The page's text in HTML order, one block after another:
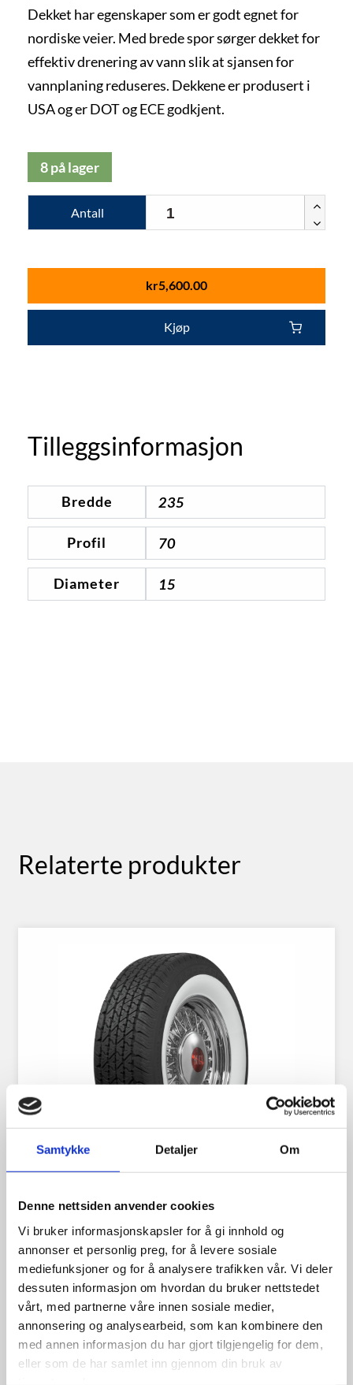
Samtykke Detaljer Om
Denne nettsiden anvender cookies
Vi bruker informasjonskapsler for å gi innhold og
annonser et personlig preg, for å levere sosiale
mediefunksjoner og for å analysere trafikken vår. Vi deler
dessuten informasjon om hvordan du bruker nettstedet
vårt, med partnerne våre innen sosiale medier,
annonsering og analysearbeid, som kan kombinere den
med annen informasjon du har gjort tilgjengelig for dem,
eller som de har samlet inn gjennom din bruk av
Dekket har egenskaper som er godt egnet for
nordiske veier. Med brede spor sørger dekket for
effektiv drenering av vann slik at sjansen for
vannplaning reduseres. Dekkene er produsert i
USA og er DOT og ECE godkjent.
8 på lager
Antall
kr5,600.00
Kjøp
Tilleggsinformasjon
Bredde 235
Profil 70
Diameter 15
Relaterte produkter
BFGoodrich Silvertown Radial
185/70R14 2 1/4″WW
4,600.00
Se flere detaljer